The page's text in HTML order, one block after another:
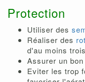
Protection
Utiliser des
Réaliser des
d'au moins
Assurer un
Eviter les trop